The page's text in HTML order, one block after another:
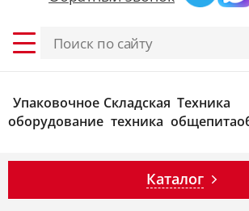
Упаковочное
оборудование
Складская
техника
Техника
общепита
Каталог